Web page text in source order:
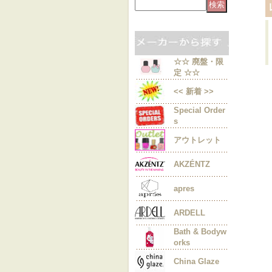
☆☆ 廃盤・限
定 ☆☆
<< 新着 >>
Special Order
s
アウトレット
AKZÉNTZ
apres
ARDELL
Bath & Bodyw
orks
China Glaze